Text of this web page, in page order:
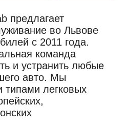
предлагает
во Львове
с 2011 года.
команда
и устранить любые
авто. Мы
типами легковых